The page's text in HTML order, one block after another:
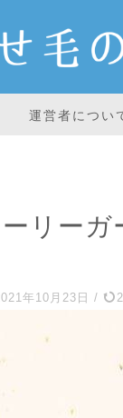
運営者につい
リーガ
年10月23日 /